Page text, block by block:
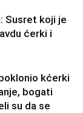
Susret koji je
ćerki i
kćerki
bogati
su da se